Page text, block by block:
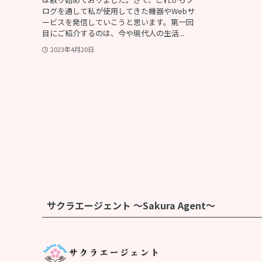
ログを通して私が使用してきた機器やWebサ
ービスを発信していこうと思います。第一回
目にご紹介するのは、今や現代人の生活...
2023年4月20日
サクラエージェント 〜Sakura Agent〜